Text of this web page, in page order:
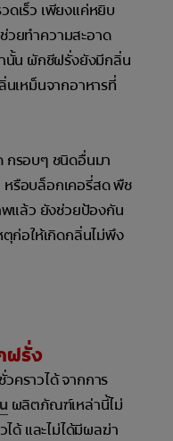
เร็ว เพียงแค่หยิบ
ยทำความสะอาด
นั้น ผักชีฝรั่งยังมีกลิ่น
เหม็นจากอาหารที่
รอบๆ ชนิดอื่นมา
หรือบล็อกเคอรี่สด พืช
พแล้ว ยังช่วยป้องกัน
ก่อให้เกิดกลิ่นไม่พึง
ฝรั่ง
ราวได้ จากการ
ผลิตภัณฑ์เหล่านี้ไม่
ได้ และไม่ได้มีผลฆ่า